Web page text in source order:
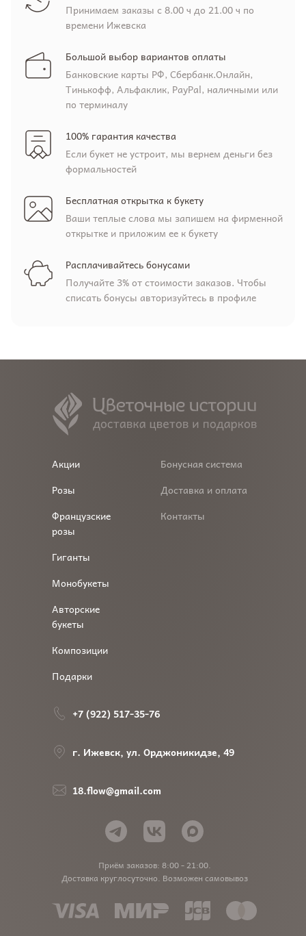
Принимаем заказы с 8.00 ч до 21.00 ч по
времени Ижевска
Большой выбор вариантов оплаты
Банковские карты РФ, Сбербанк.Онлайн,
Тинькофф, Альфаклик, PayPal, наличными или
по терминалу
100% гарантия качества
Если букет не устроит, мы вернем деньги без
формальностей
Бесплатная открытка к букету
Ваши теплые слова мы запишем на фирменной
открытке и приложим ее к букету
Расплачивайтесь бонусами
Получайте 3% от стоимости заказов. Чтобы
списать бонусы авторизуйтесь в профиле
Приём заказов: 8:00 - 21:00.
Доставка круглосуточно. Возможен самовывоз
Акции
Розы
Французские
розы
Гиганты
Монобукеты
Авторские
букеты
Композиции
Подарки
Бонусная система
Доставка и оплата
Контакты
+7 (922) 517-35-76
г. Ижевск, ул. Орджоникидзе, 49
18.flow@gmail.com